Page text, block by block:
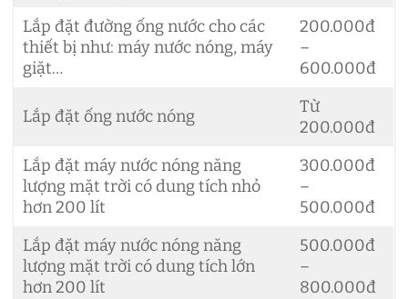
Lắp đặt đường ống nước cho các
thiết bị như: máy nước nóng, máy
giặt…
200.000đ
–
600.000đ
Lắp đặt ống nước nóng
Từ
200.000đ
Lắp đặt máy nước nóng năng
lượng mặt trời có dung tích nhỏ
hơn 200 lít
300.000đ
–
500.000đ
Lắp đặt máy nước nóng năng
lượng mặt trời có dung tích lớn
hơn 200 lít
500.000đ
–
800.000đ